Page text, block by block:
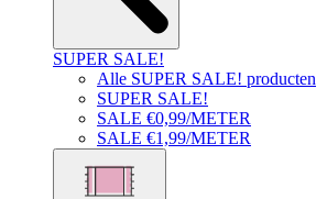
SUPER SALE!
Alle SUPER SALE! producten
SUPER SALE!
SALE €0,99/METER
SALE €1,99/METER